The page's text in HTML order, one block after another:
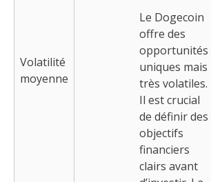
Volatilité
moyenne
Le Dogecoin
offre des
opportunités
uniques mais
très volatiles.
Il est crucial
de définir des
objectifs
financiers
clairs avant